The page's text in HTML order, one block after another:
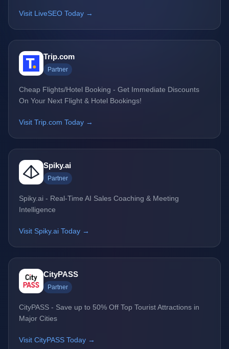
Visit LiveSEO Today →
Trip.com
Partner
Cheap Flights/Hotel Booking - Get Immediate Discounts
On Your Next Flight & Hotel Bookings!
Visit Trip.com Today →
Spiky.ai
Partner
Spiky.ai - Real-Time AI Sales Coaching & Meeting
Intelligence
Visit Spiky.ai Today →
CityPASS
Partner
CityPASS - Save up to 50% Off Top Tourist Attractions in
Major Cities
Visit CityPASS Today →